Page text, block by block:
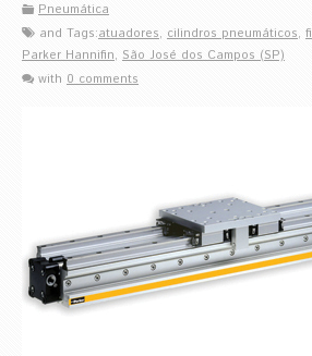
Pneumática
and Tags:atuadores, cilindros pneumáticos,
Parker Hannifin, São José dos Campos (SP)
with 0 comments